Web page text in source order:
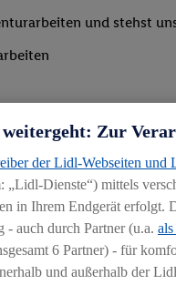
und stehst
an
weitergeht: Zur
der Lidl-Webseiten und
„Lidl-Dienste“) mittels
in Ihrem Endgerät erfolgt.
- auch durch Partner (u.a. als
6 Partner) - für
und außerhalb der